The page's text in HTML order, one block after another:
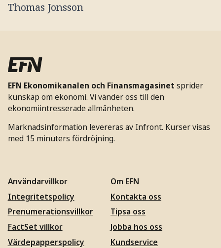
Thomas Jonsson
EFN Ekonomikanalen och Finansmagasinet sprider
kunskap om ekonomi. Vi vänder oss till den
ekonomiintresserade allmänheten.
Marknadsinformation levereras av Infront. Kurser visas
med 15 minuters fördröjning.
Användarvillkor
Integritetspolicy
Prenumerationsvillkor
FactSet villkor
Värdepapperspolicy
Om EFN
Kontakta oss
Tipsa oss
Jobba hos oss
Kundservice